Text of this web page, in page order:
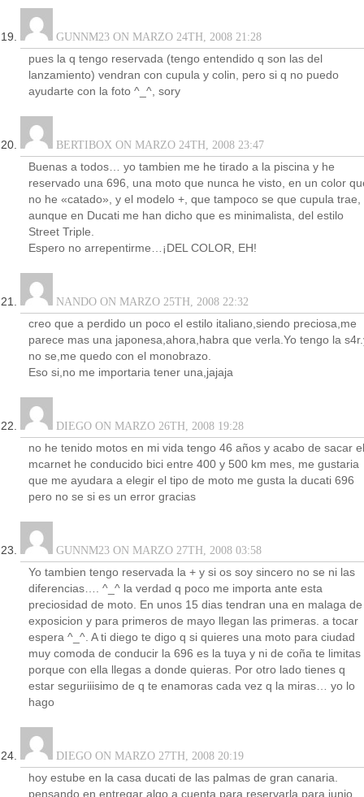
GUNNM23 ON MARZO 24TH, 2008 21:28
pues la q tengo reservada (tengo entendido q son las del
lanzamiento) vendran con cupula y colin, pero si q no puedo
ayudarte con la foto ^_^, sory
BERTIBOX ON MARZO 24TH, 2008 23:47
Buenas a todos… yo tambien me he tirado a la piscina y he
reservado una 696, una moto que nunca he visto, en un color
no he «catado», y el modelo +, que tampoco se que cupula trae,
aunque en Ducati me han dicho que es minimalista, del estilo
Street Triple.
Espero no arrepentirme…¡DEL COLOR, EH!
NANDO ON MARZO 25TH, 2008 22:32
creo que a perdido un poco el estilo italiano,siendo preciosa,me
parece mas una japonesa,ahora,habra que verla.Yo tengo la
no se,me quedo con el monobrazo.
Eso si,no me importaria tener una,jajaja
DIEGO ON MARZO 26TH, 2008 19:28
no he tenido motos en mi vida tengo 46 años y acabo de sacar el
mcarnet he conducido bici entre 400 y 500 km mes, me gustaria
que me ayudara a elegir el tipo de moto me gusta la ducati 696
pero no se si es un error gracias
GUNNM23 ON MARZO 27TH, 2008 03:58
Yo tambien tengo reservada la + y si os soy sincero no se ni las
diferencias…. ^_^ la verdad q poco me importa ante esta
preciosidad de moto. En unos 15 dias tendran una en malaga de
exposicion y para primeros de mayo llegan las primeras. a tocar
espera ^_^. A ti diego te digo q si quieres una moto para ciudad
muy comoda de conducir la 696 es la tuya y ni de coña te limitas
porque con ella llegas a donde quieras. Por otro lado tienes q
estar seguriiisimo de q te enamoras cada vez q la miras… yo lo
hago
DIEGO ON MARZO 27TH, 2008 20:19
hoy estube en la casa ducati de las palmas de gran canaria.
pensando en entregar algo a cuenta para reservarla para junio